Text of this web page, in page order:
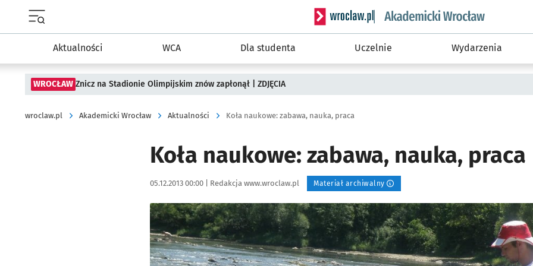
Menu główne portalu wroclaw.pl
Serwis informacyjny wroclaw.pl podserwis:
Aktualności WCA Dla studenta Uczelnie Wydarzenia
WROCŁAW Znicz na Stadionie Olimpijskim znów zapłonął | ZDJĘCIA
wroclaw.pl Akademicki Wrocław Aktualności Koła naukowe: zabawa, nauka, praca
Koła naukowe: zabawa, nauka, praca
Data publikacji:
05.12.2013 00:00 | Autor:
Redakcja www.wroclaw.pl Materiał archiwalny
Kliknij, aby powiększyć